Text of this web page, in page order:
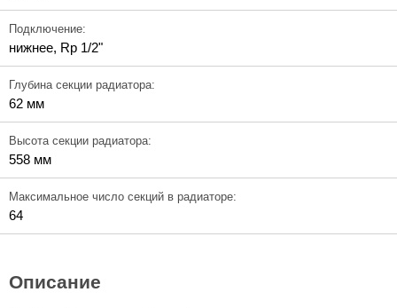
Подключение:
нижнее, Rp 1/2"
Глубина секции радиатора:
62 мм
Высота секции радиатора:
558 мм
Максимальное число секций в радиаторе:
64
Описание